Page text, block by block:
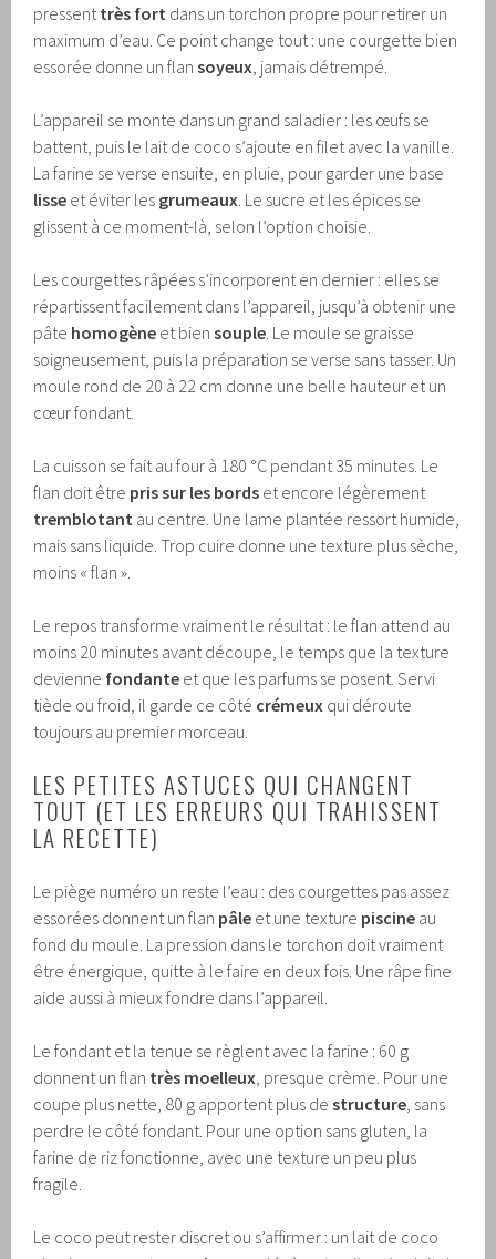
pressenttrès fort dans un torchon propre pour retirer un
maximum d’eau. Ce point change tout : une courgette bien
essorée donne un flansoyeux, jamais détrempé.
L’appareil se monte dans un grand saladier : les œufs se
battent, puis le lait de coco s’ajoute en filet avec la vanille.
La farine se verse ensuite, en pluie, pour garder une base
lisse et éviter les grumeaux. Le sucre et les épices se
glissent à ce moment-là, selon l’option choisie.
Les courgettes râpées s’incorporent en dernier : elles se
répartissent facilement dans l’appareil, jusqu’à obtenir une
pâte homogène et biensouple. Le moule se graisse
soigneusement, puis la préparation se verse sans tasser. Un
moule rond de 20 à 22 cm donne une belle hauteur et un
cœur fondant.
La cuisson se fait au four à 180 °C pendant 35 minutes. Le
flan doit être pris sur les bords et encore légèrement
tremblotant au centre. Une lame plantée ressort humide,
mais sans liquide. Trop cuire donne une texture plus sèche,
moins « flan ».
Le repos transforme vraiment le résultat : le flan attend au
moins 20 minutes avant découpe, le temps que la texture
devienne fondante et que les parfums se posent. Servi
tiède ou froid, il garde ce côté crémeux qui déroute
toujours au premier morceau.
LES PETITES ASTUCES QUI CHANGENT
TOUT (ET LES ERREURS QUI TRAHISSENT
LA RECETTE)
Le piège numéro un reste l’eau : des courgettes pas assez
essorées donnent un flan pâle et une texture piscine au
fond du moule. La pression dans le torchon doit vraiment
être énergique, quitte à le faire en deux fois. Une râpe fine
aide aussi à mieux fondre dans l’appareil.
Le fondant et la tenue se règlent avec la farine : 60 g
donnent un flan très moelleux, presque crème. Pour une
coupe plus nette, 80 g apportent plus destructure, sans
perdre le côté fondant. Pour une option sans gluten, la
farine de riz fonctionne, avec une texture un peu plus
fragile.
Le coco peut rester discret ou s’affirmer : un lait de coco